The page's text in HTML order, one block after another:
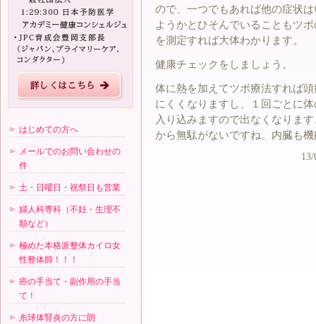
ので、一つでもあれば他の症状
ようかとひそんでいることもツ
を測定すれば大体わかります。
健康チェックをしましょう。
体に熱を加えてツボ療法すれば
にくくなりますし、１回ごとに
入り込みますので出なくなりま
から無駄がないですね。内臓も
はじめての方へ
メールでのお問い合わせの
件
土・日曜日・祝祭日も営業
婦人科専科（不妊・生理不
順など）
極めた本格派整体カイロ女
性整体師！！！
癌の手当て・副作用の手当
て！
糸球体腎炎の方に朗